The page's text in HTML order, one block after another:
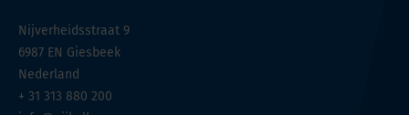
Nijverheidsstraat 9
6987 EN Giesbeek
Nederland
+ 31 313 880 200